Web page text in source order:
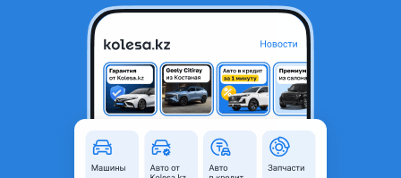
Зеркала боковые зеркало
Алматы, Алматинская